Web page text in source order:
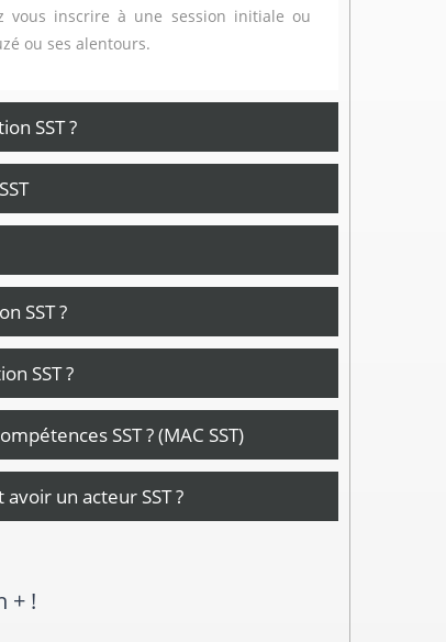
vous inscrire à une session initiale ou
ou ses alentours.
SST ?
SST ?
SST ?
SST ? (MAC SST)
un acteur SST ?